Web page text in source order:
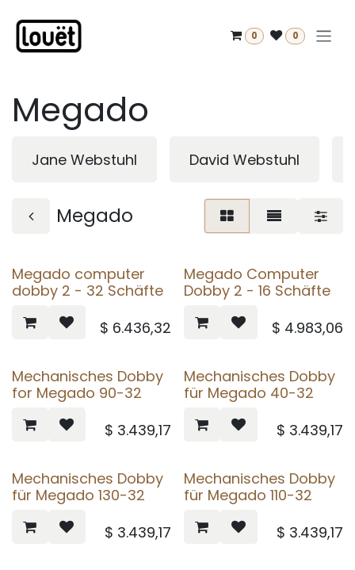
0 0
Megado
Jane Webstuhl David Webstuhl
Megado
Megado computer
dobby 2 - 32 Schäfte
$ 6.436,32
Megado Computer
Dobby 2 - 16 Schäfte
$ 4.983,06
Mechanisches Dobby
for Megado 90-32
$ 3.439,17
Mechanisches Dobby
für Megado 40-32
$ 3.439,17
Mechanisches Dobby
für Megado 130-32
$ 3.439,17
Mechanisches Dobby
für Megado 110-32
$ 3.439,17